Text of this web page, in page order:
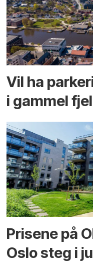
Vil ha
i gammel
Prisene på
Oslo steg i